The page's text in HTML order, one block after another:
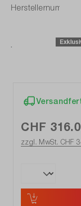
Herstellernummer:
CHF
zzgl. MwSt. CHF